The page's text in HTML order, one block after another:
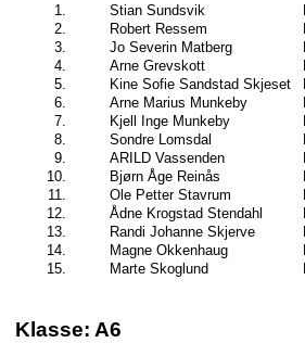
1.
Stian Sundsvik
2.
Robert Ressem
3.
Jo Severin Matberg
4.
Arne Grevskott
5.
Kine Sofie Sandstad Skjeset
6.
Arne Marius Munkeby
7.
Kjell Inge Munkeby
8.
Sondre Lomsdal
9.
ARILD Vassenden
10.
Bjørn Åge Reinås
11.
Ole Petter Stavrum
12.
Ådne Krogstad Stendahl
13.
Randi Johanne Skjerve
14.
Magne Okkenhaug
15.
Marte Skoglund
Klasse: A6